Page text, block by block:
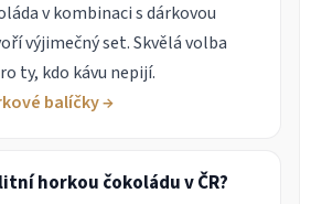
v kombinaci s dárkovou
výjimečný set. Skvělá volba
ty, kdo kávu nepijí.
balíčky →
horkou čokoládu v ČR?